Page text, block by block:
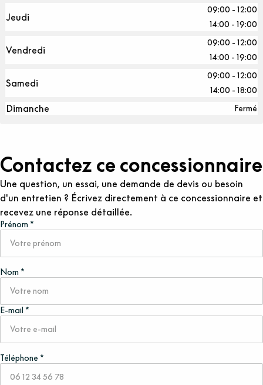
Jeudi
09:00 - 12:00
14:00 - 19:00
Vendredi
09:00 - 12:00
14:00 - 19:00
Samedi
09:00 - 12:00
14:00 - 18:00
Dimanche Fermé
Contactez ce concessionnaire
Une question, un essai, une demande de devis ou besoin
d'un entretien ? Écrivez directement à ce concessionnaire et
recevez une réponse détaillée.
Prénom *
Nom *
E-mail *
Téléphone *